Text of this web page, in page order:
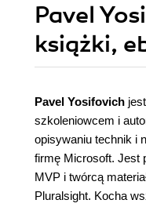
Pavel
książki,
Pavel Yosifovich
szkoleniowcem i
opisywaniu technik i
firmę Microsoft. Jest
MVP i twórcą
Pluralsight. Kocha